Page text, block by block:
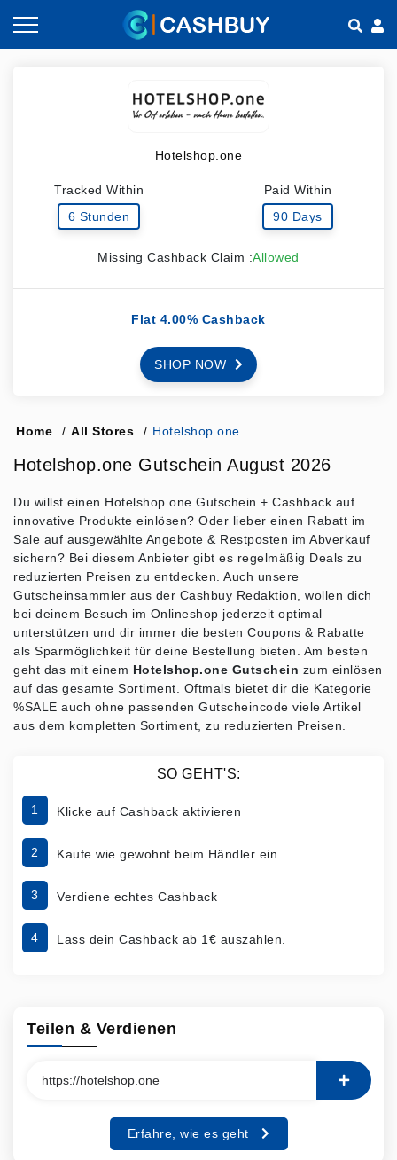
Hotelshop.one
Tracked Within
6 Stunden
Paid Within
90 Days
Missing Cashback Claim :Allowed
Flat 4.00% Cashback
SHOP NOW
Home / All Stores / Hotelshop.one
Hotelshop.one Gutschein August 2026
Du willst einen Hotelshop.one Gutschein + Cashback auf
innovative Produkte einlösen? Oder lieber einen Rabatt im
Sale auf ausgewählte Angebote & Restposten im Abverkauf
sichern? Bei diesem Anbieter gibt es regelmäßig Deals zu
reduzierten Preisen zu entdecken. Auch unsere
Gutscheinsammler aus der Cashbuy Redaktion, wollen dich
bei deinem Besuch im Onlineshop jederzeit optimal
unterstützen und dir immer die besten Coupons & Rabatte
als Sparmöglichkeit für deine Bestellung bieten. Am besten
geht das mit einem Hotelshop.one Gutschein zum einlösen
auf das gesamte Sortiment. Oftmals bietet dir die Kategorie
%SALE auch ohne passenden Gutscheincode viele Artikel
aus dem kompletten Sortiment, zu reduzierten Preisen.
SO GEHT'S:
1 Klicke auf Cashback aktivieren
2 Kaufe wie gewohnt beim Händler ein
3 Verdiene echtes Cashback
4 Lass dein Cashback ab 1€ auszahlen.
Teilen & Verdienen
Erfahre, wie es geht
Shops nach Kategorien
Empfehlen & Verdienen
Häufig gestellte Fragen